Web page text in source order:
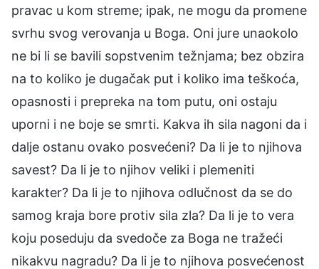
pravac u kom streme; ipak, ne mogu da promene
svrhu svog verovanja u Boga. Oni jure unaokolo
ne bi li se bavili sopstvenim težnjama; bez obzira
na to koliko je dugačak put i koliko ima teškoća,
opasnosti i prepreka na tom putu, oni ostaju
uporni i ne boje se smrti. Kakva ih sila nagoni da i
dalje ostanu ovako posvećeni? Da li je to njihova
savest? Da li je to njihov veliki i plemeniti
karakter? Da li je to njihova odlučnost da se do
samog kraja bore protiv sila zla? Da li je to vera
koju poseduju da svedoče za Boga ne tražeći
nikakvu nagradu? Da li je to njihova posvećenost